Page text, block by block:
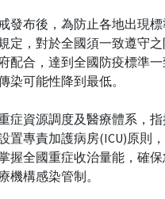
發布後，為防止各地出現
定，對於全國須一致遵守
配合，達到全國防疫標準
染可能性降到最低。
症資源調度及醫療體系，
置專責加護病房(ICU)原則
握全國重症收治量能，確
機構感染管制。